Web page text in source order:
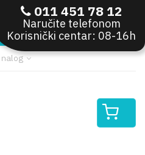
nas:
Republike Srbije
nalog
011 451 78 12
Naručite telefonom
Korisnički centar: 08-16h